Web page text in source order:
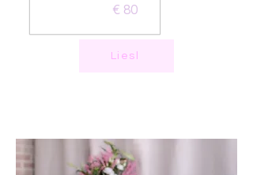
€ 80
Liesl